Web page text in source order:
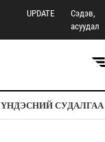
UPDATE
Сэдэв,
асуудал
ҮНДЭСНИЙ СУДАЛГАА